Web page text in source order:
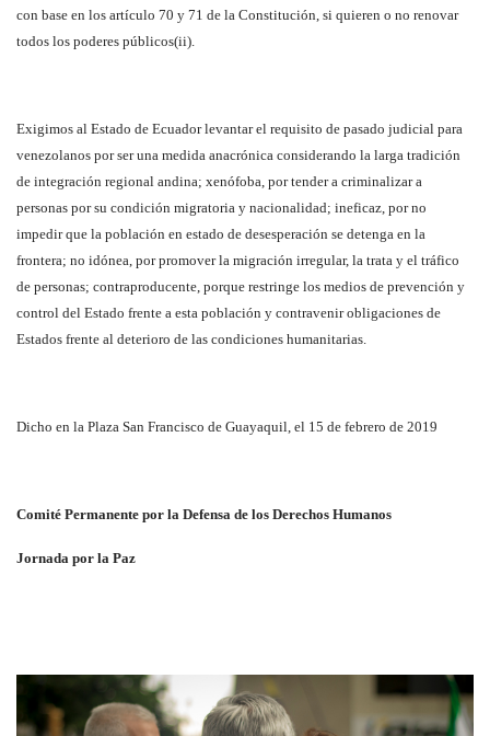
con base en los artículo 70 y 71 de la Constitución, si quieren o no renovar
todos los poderes públicos(ii).
Exigimos al Estado de Ecuador levantar el requisito de pasado judicial para
venezolanos por ser una medida anacrónica considerando la larga tradición
de integración regional andina; xenófoba, por tender a criminalizar a
personas por su condición migratoria y nacionalidad; ineficaz, por no
impedir que la población en estado de desesperación se detenga en la
frontera; no idónea, por promover la migración irregular, la trata y el tráfico
de personas; contraproducente, porque restringe los medios de prevención y
control del Estado frente a esta población y contravenir obligaciones de
Estados frente al deterioro de las condiciones humanitarias.
Dicho en la Plaza San Francisco de Guayaquil, el 15 de febrero de 2019
Comité Permanente por la Defensa de los Derechos Humanos
Jornada por la Paz